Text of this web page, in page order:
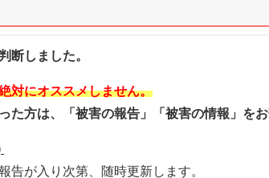
断しました。
対にオススメしません。
た方は、「被害の報告」「被害の情報」をお
告が入り次第、随時更新します。